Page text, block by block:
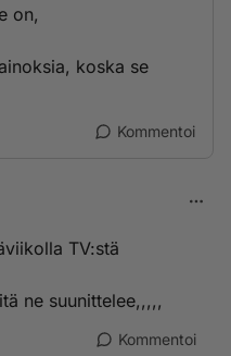
on,
koska se
Kommentoi
TV:stä
ne suunittelee,,,,,
Kommentoi